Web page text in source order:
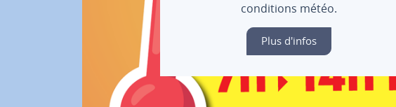
conditions météo.
Plus d'infos